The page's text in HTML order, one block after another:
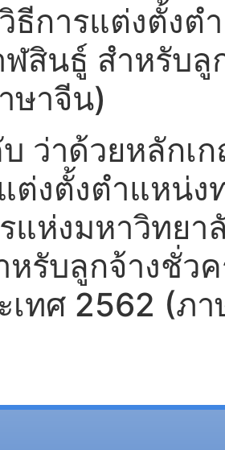
การแต่งตั้งต
สินธู์ สำหรับลู
ษาจีน)
ว่าด้วยหลักเ
ต่งตั้งตำแหน่ง
แห่งมหาวิทยา
หรับลูกจ้างชั่ว
เทศ 2562 (ภ